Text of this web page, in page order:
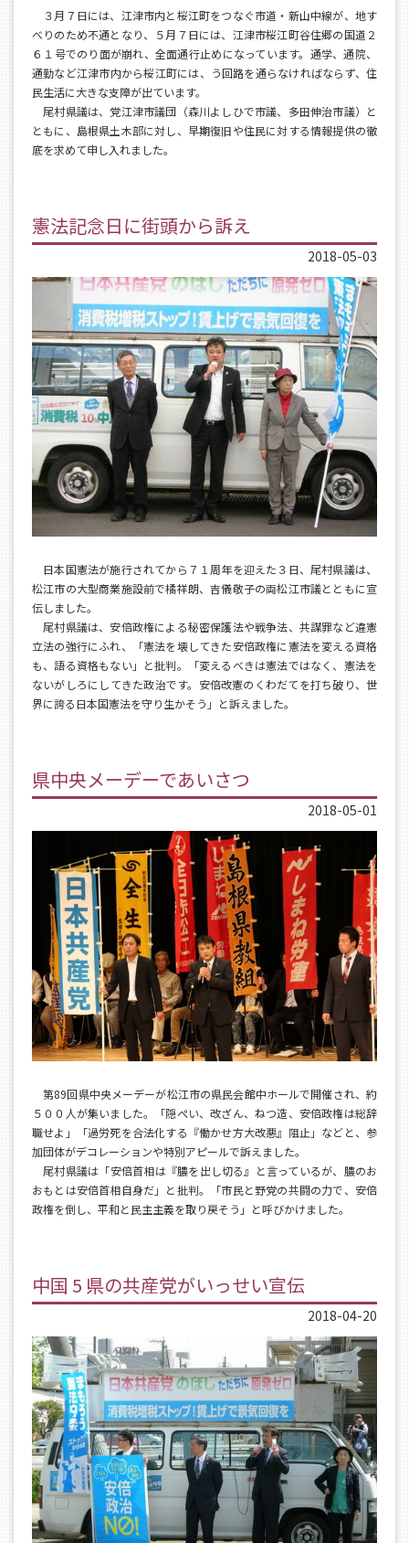
３月７日には、江津市内と桜江町をつなぐ市道・新山中線が、地す
べりのため不通となり、５月７日には、江津市桜江町谷住郷の国道２
６１号でのり面が崩れ、全面通行止めになっています。通学、通院、
通勤など江津市内から桜江町には、う回路を通らなければならず、住
民生活に大きな支障が出ています。
尾村県議は、党江津市議団（森川よしひで市議、多田伸治市議）と
ともに、島根県土木部に対し、早期復旧や住民に対する情報提供の徹
底を求めて申し入れました。
憲法記念日に街頭から訴え
2018-05-03
日本国憲法が施行されてから７１周年を迎えた３日、尾村県議は、
松江市の大型商業施設前で橘祥朗、吉儀敬子の両松江市議とともに宣
伝しました。
尾村県議は、安倍政権による秘密保護法や戦争法、共謀罪など違憲
立法の強行にふれ、「憲法を壊してきた安倍政権に憲法を変える資格
も、語る資格もない」と批判。「変えるべきは憲法ではなく、憲法を
ないがしろにしてきた政治です。安倍改憲のくわだてを打ち破り、世
界に誇る日本国憲法を守り生かそう」と訴えました。
県中央メーデーであいさつ
2018-05-01
第89回県中央メーデーが松江市の県民会館中ホールで開催され、約
５００人が集いました。「隠ぺい、改ざん、ねつ造、安倍政権は総辞
職せよ」「過労死を合法化する『働かせ方大改悪』阻止」などと、参
加団体がデコレーションや特別アピールで訴えました。
尾村県議は「安倍首相は『膿を出し切る』と言っているが、膿のお
おもとは安倍首相自身だ」と批判。「市民と野党の共闘の力で、安倍
政権を倒し、平和と民主主義を取り戻そう」と呼びかけました。
中国 5 県の共産党がいっせい宣伝
2018-04-20